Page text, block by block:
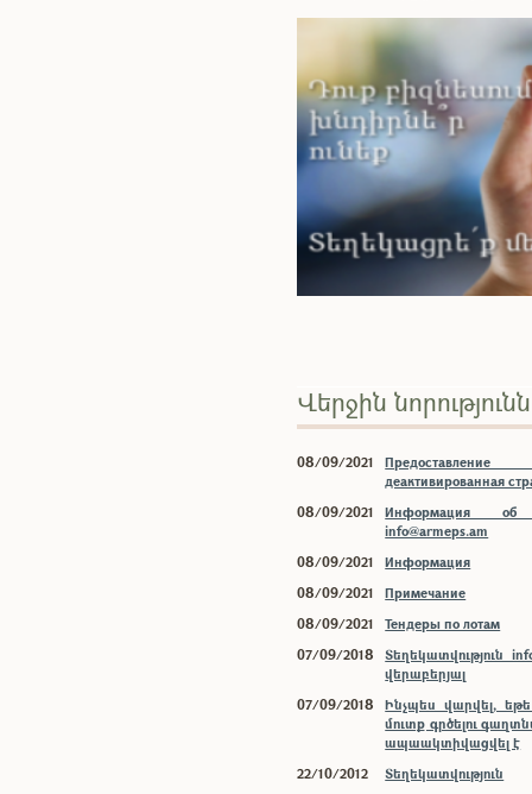
Վերջին
08/09/2021
деактивированная
08/09/2021
Информация об
info@armeps.am
08/09/2021
Информация
08/09/2021
Примечание
08/09/2021
Тендеры по лотам
07/09/2018
Տեղեկատվություն
վերաբերյալ
07/09/2018
Ինչպես վարվել,
մուտք գրծելու
ապաակտիվացվել է
22/10/2012
Տեղեկատվություն